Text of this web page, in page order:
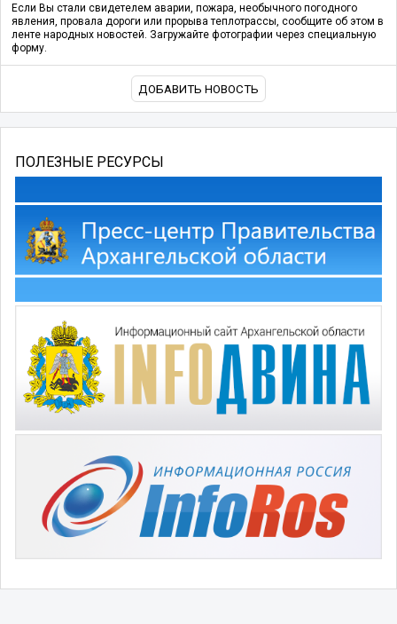
Если Вы стали свидетелем аварии, пожара, необычного погодного
явления, провала дороги или прорыва теплотрассы, сообщите об этом в
ленте народных новостей. Загружайте фотографии через специальную
форму.
ДОБАВИТЬ НОВОСТЬ
ПОЛЕЗНЫЕ РЕСУРСЫ